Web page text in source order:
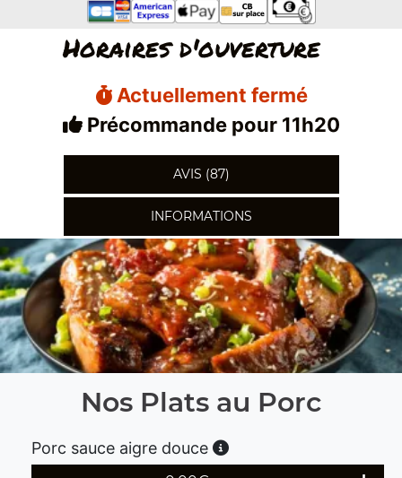
Horaires d'ouverture
Actuellement fermé
Précommande pour 11h20
AVIS (87)
INFORMATIONS
Nos Plats au Porc
Porc sauce aigre douce